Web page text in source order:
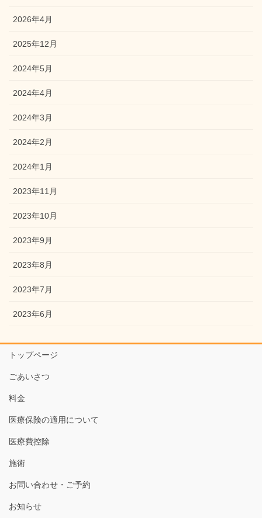
2026年4月
2025年12月
2024年5月
2024年4月
2024年3月
2024年2月
2024年1月
2023年11月
2023年10月
2023年9月
2023年8月
2023年7月
2023年6月
トップページ
ごあいさつ
料金
医療保険の適用について
医療費控除
施術
お問い合わせ・ご予約
お知らせ